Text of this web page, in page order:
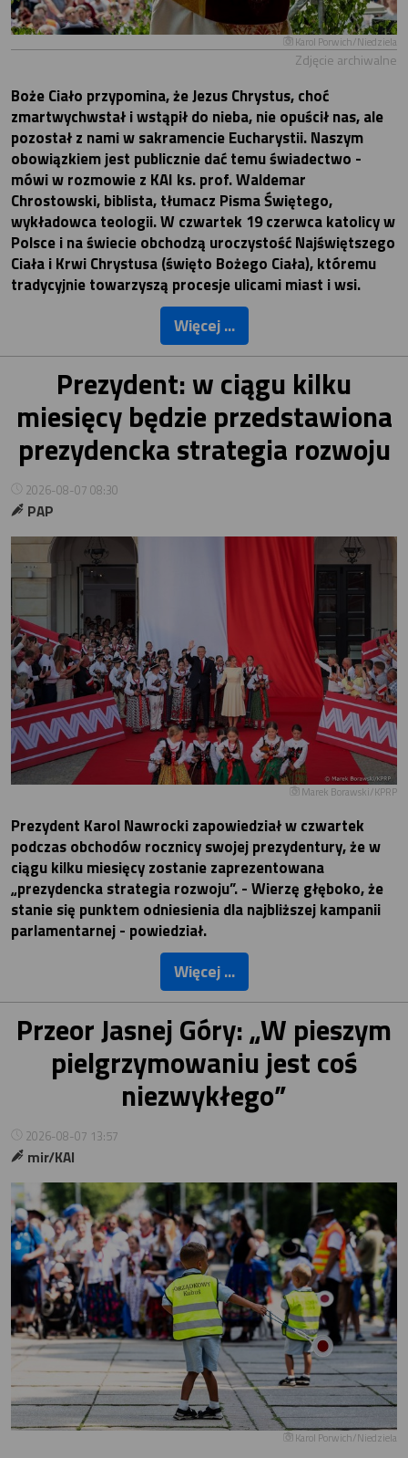
Karol Porwich/Niedziela
Zdjęcie archiwalne
Boże Ciało przypomina, że Jezus Chrystus, choć
zmartwychwstał i wstąpił do nieba, nie opuścił nas, ale
pozostał z nami w sakramencie Eucharystii. Naszym
obowiązkiem jest publicznie dać temu świadectwo -
mówi w rozmowie z KAI ks. prof. Waldemar
Chrostowski, biblista, tłumacz Pisma Świętego,
wykładowca teologii. W czwartek 19 czerwca katolicy w
Polsce i na świecie obchodzą uroczystość Najświętszego
Ciała i Krwi Chrystusa (święto Bożego Ciała), któremu
tradycyjnie towarzyszą procesje ulicami miast i wsi.
Więcej ...
Prezydent: w ciągu kilku
miesięcy będzie przedstawiona
prezydencka strategia rozwoju
2026-08-07 08:30
PAP
Marek Borawski/KPRP
Prezydent Karol Nawrocki zapowiedział w czwartek
podczas obchodów rocznicy swojej prezydentury, że w
ciągu kilku miesięcy zostanie zaprezentowana
„prezydencka strategia rozwoju”. - Wierzę głęboko, że
stanie się punktem odniesienia dla najbliższej kampanii
parlamentarnej - powiedział.
Więcej ...
Przeor Jasnej Góry: „W pieszym
pielgrzymowaniu jest coś
niezwykłego”
2026-08-07 13:57
mir/KAI
Karol Porwich/Niedziela